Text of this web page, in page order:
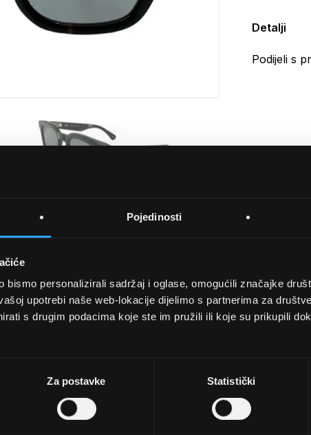
Pojedinosti
bismo personalizirali sadržaj i oglase, omogućili značajke
upotrebi naše web-lokacije dijelimo s partnerima za
s drugim podacima koje ste im pružili ili koje su prikupili
Za postavke Statistički
Detalji
Podijeli s
selection
UVJETI KUPNJE
Opći uvjeti poslovanja
Napredno pretraživanje
Narudžbe i povrati